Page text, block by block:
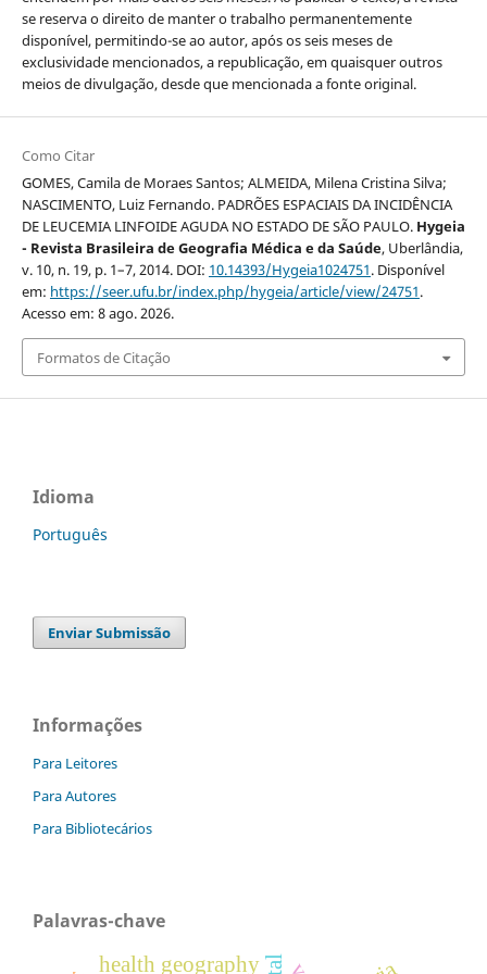
se reserva o direito de manter o trabalho permanentemente
disponível, permitindo-se ao autor, após os seis meses de
exclusividade mencionados, a republicação, em quaisquer outros
meios de divulgação, desde que mencionada a fonte original.
Como Citar
GOMES, Camila de Moraes Santos; ALMEIDA, Milena Cristina Silva;
NASCIMENTO, Luiz Fernando. PADRÕES ESPACIAIS DA INCIDÊNCIA
DE LEUCEMIA LINFOIDE AGUDA NO ESTADO DE SÃO PAULO. Hygeia
- Revista Brasileira de Geografia Médica e da Saúde, Uberlândia,
v. 10, n. 19, p. 1–7, 2014. DOI: 10.14393/Hygeia1024751. Disponível
em: https://seer.ufu.br/index.php/hygeia/article/view/24751.
Acesso em: 8 ago. 2026.
Formatos de Citação
Idioma
Português
Enviar Submissão
Informações
Para Leitores
Para Autores
Para Bibliotecários
Palavras-chave
health geography